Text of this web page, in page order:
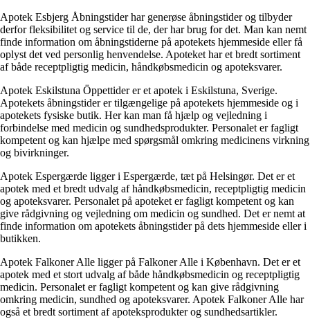
Apotek Esbjerg Åbningstider har generøse åbningstider og tilbyder
derfor fleksibilitet og service til de, der har brug for det. Man kan nemt
finde information om åbningstiderne på apotekets hjemmeside eller få
oplyst det ved personlig henvendelse. Apoteket har et bredt sortiment
af både receptpligtig medicin, håndkøbsmedicin og apoteksvarer.
Apotek Eskilstuna Öppettider er et apotek i Eskilstuna, Sverige.
Apotekets åbningstider er tilgængelige på apotekets hjemmeside og i
apotekets fysiske butik. Her kan man få hjælp og vejledning i
forbindelse med medicin og sundhedsprodukter. Personalet er fagligt
kompetent og kan hjælpe med spørgsmål omkring medicinens virkning
og bivirkninger.
Apotek Espergærde ligger i Espergærde, tæt på Helsingør. Det er et
apotek med et bredt udvalg af håndkøbsmedicin, receptpligtig medicin
og apoteksvarer. Personalet på apoteket er fagligt kompetent og kan
give rådgivning og vejledning om medicin og sundhed. Det er nemt at
finde information om apotekets åbningstider på dets hjemmeside eller i
butikken.
Apotek Falkoner Alle ligger på Falkoner Alle i København. Det er et
apotek med et stort udvalg af både håndkøbsmedicin og receptpligtig
medicin. Personalet er fagligt kompetent og kan give rådgivning
omkring medicin, sundhed og apoteksvarer. Apotek Falkoner Alle har
også et bredt sortiment af apoteksprodukter og sundhedsartikler.